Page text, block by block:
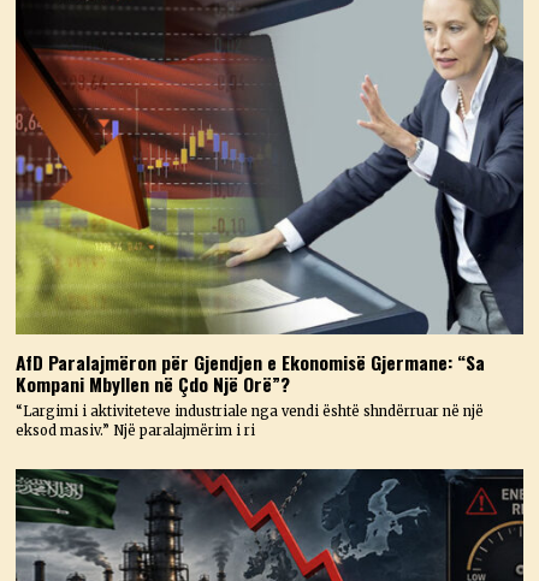
AfD Paralajmëron për Gjendjen e Ekonomisë Gjermane: “Sa
Kompani Mbyllen në Çdo Një Orë”?
“Largimi i aktiviteteve industriale nga vendi është shndërruar në një
eksod masiv.” Një paralajmërim i ri